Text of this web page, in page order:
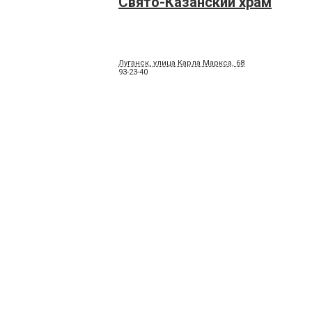
Луганск, улица Карла Маркса, 68
93-23-40